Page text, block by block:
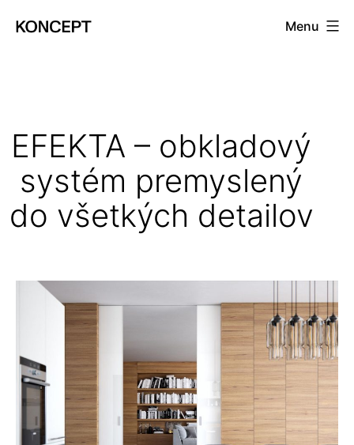
Menu
EFEKTA – obkladový
systém premyslený
do všetkých detailov